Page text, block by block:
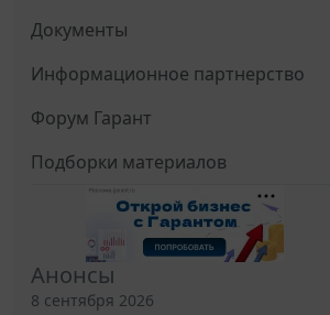
Документы
Информационное партнерство
Форум Гарант
Подборки материалов
Анонсы
8 сентября 2026